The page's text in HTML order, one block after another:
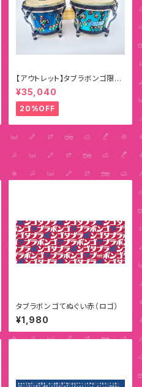
【アウトレット】タブラボンゴ限定
ペインティングモデル E
¥35,040
20%OFF
タブラボンゴてぬぐい赤（ロゴ）
¥1,980